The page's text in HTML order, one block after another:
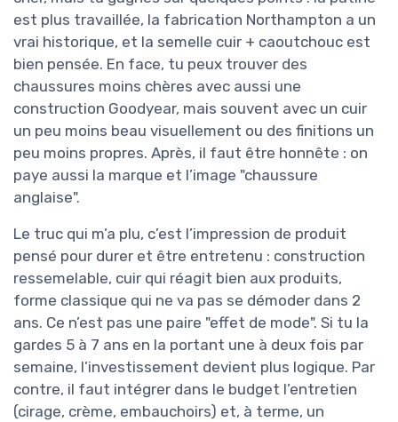
est plus travaillée, la fabrication Northampton a un
vrai historique, et la semelle cuir + caoutchouc est
bien pensée. En face, tu peux trouver des
chaussures moins chères avec aussi une
construction Goodyear, mais souvent avec un cuir
un peu moins beau visuellement ou des finitions un
peu moins propres. Après, il faut être honnête : on
paye aussi la marque et l’image "chaussure
anglaise".
Le truc qui m’a plu, c’est l’impression de produit
pensé pour durer et être entretenu : construction
ressemelable, cuir qui réagit bien aux produits,
forme classique qui ne va pas se démoder dans 2
ans. Ce n’est pas une paire "effet de mode". Si tu la
gardes 5 à 7 ans en la portant une à deux fois par
semaine, l’investissement devient plus logique. Par
contre, il faut intégrer dans le budget l’entretien
(cirage, crème, embauchoirs) et, à terme, un